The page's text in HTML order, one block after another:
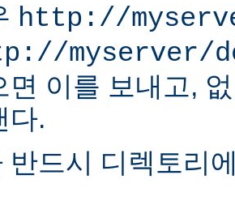
http://
myserver/
면 이를 보내고,
다.
반드시 디렉토리